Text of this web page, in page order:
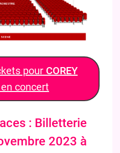
pour COREY
en concert
: Billetterie
2023 à